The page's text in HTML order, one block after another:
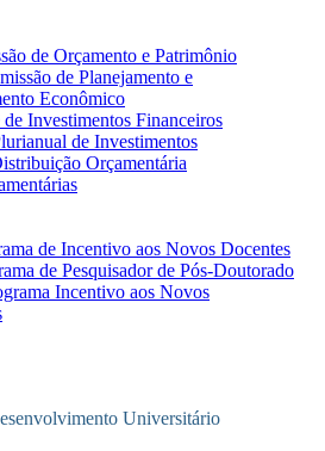
de Orçamento e Patrimônio
de Planejamento e
Econômico
Investimentos Financeiros
de Investimentos
Orçamentária
de Incentivo aos Novos Docentes
de Pesquisador de Pós-Doutorado
Incentivo aos Novos
Universitário